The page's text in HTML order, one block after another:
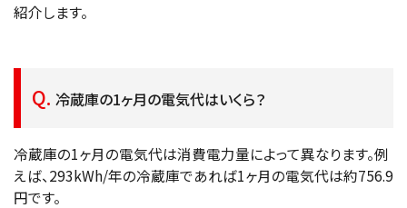
紹介します。
冷蔵庫の1ヶ月の電気代はいくら？
冷蔵庫の1ヶ月の電気代は消費電力量によって異なります。例
えば、293kWh/年の冷蔵庫であれば1ヶ月の電気代は約756.9
円です。